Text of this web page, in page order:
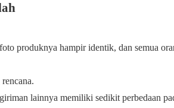
produknya hampir identik, dan semua
lainnya memiliki sedikit perbedaan